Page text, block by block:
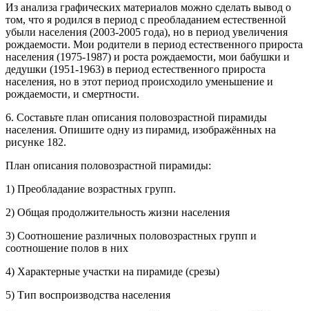
Из анализа графических материалов можно сделать вывод о
том, что я родился в период с преобладанием естественной
убыли населения (2003-2005 года), но в период увеличения
рождаемости. Мои родители в период естественного прироста
населения (1975-1987) и роста рождаемости, мои бабушки и
дедушки (1951-1963) в период естественного прироста
населения, но в этот период происходило уменьшение и
рождаемости, и смертности.
6. Составьте план описания половозрастной пирамиды
населения. Опишите одну из пирамид, изображённых на
рисунке 182.
План описания половозрастной пирамиды:
1) Преобладание возрастных групп.
2) Общая продолжительность жизни населения
3) Соотношение различных половозрастных групп и
соотношение полов в них
4) Характерные участки на пирамиде (срезы)
5) Тип воспроизводства населения